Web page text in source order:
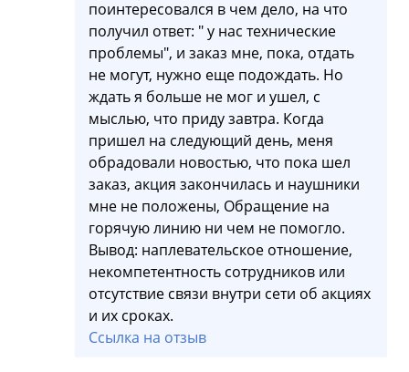
поинтересовался в чем дело, на что
получил ответ: " у нас технические
проблемы", и заказ мне, пока, отдать
не могут, нужно еще подождать. Но
ждать я больше не мог и ушел, с
мыслью, что приду завтра. Когда
пришел на следующий день, меня
обрадовали новостью, что пока шел
заказ, акция закончилась и наушники
мне не положены, Обращение на
горячую линию ни чем не помогло.
Вывод: наплевательское отношение,
некомпетентность сотрудников или
отсутствие связи внутри сети об акциях
и их сроках.
Ссылка на отзыв